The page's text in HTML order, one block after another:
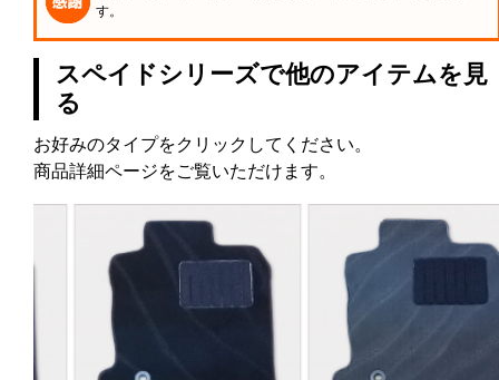
す。
スペイドシリーズで他のアイテムを見
る
お好みのタイプをクリックしてください。
商品詳細ページをご覧いただけます。